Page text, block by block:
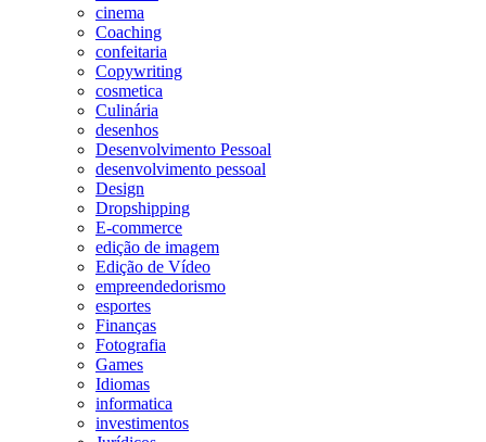
cinema
Coaching
confeitaria
Copywriting
cosmetica
Culinária
desenhos
Desenvolvimento Pessoal
desenvolvimento pessoal
Design
Dropshipping
E-commerce
edição de imagem
Edição de Vídeo
empreendedorismo
esportes
Finanças
Fotografia
Games
Idiomas
informatica
investimentos